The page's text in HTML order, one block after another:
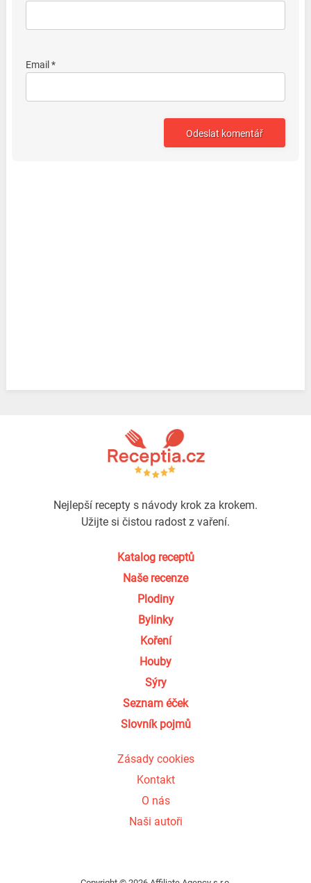
Email *
Nejlepší recepty s návody krok za krokem.
Užijte si čistou radost z vaření.
Katalog receptů
Naše recenze
Plodiny
Bylinky
Koření
Houby
Sýry
Seznam éček
Slovník pojmů
Zásady cookies
Kontakt
O nás
Naši autoři